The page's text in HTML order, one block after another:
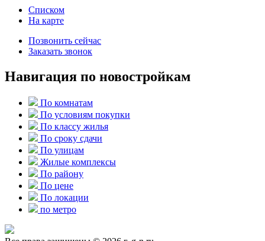
Списком
На карте
Позвонить сейчас
Заказать звонок
Навигация по новостройкам
По комнатам
По условиям покупки
По классу жилья
По сроку сдачи
По улицам
Жилые комплексы
По району
По цене
По локации
по метро